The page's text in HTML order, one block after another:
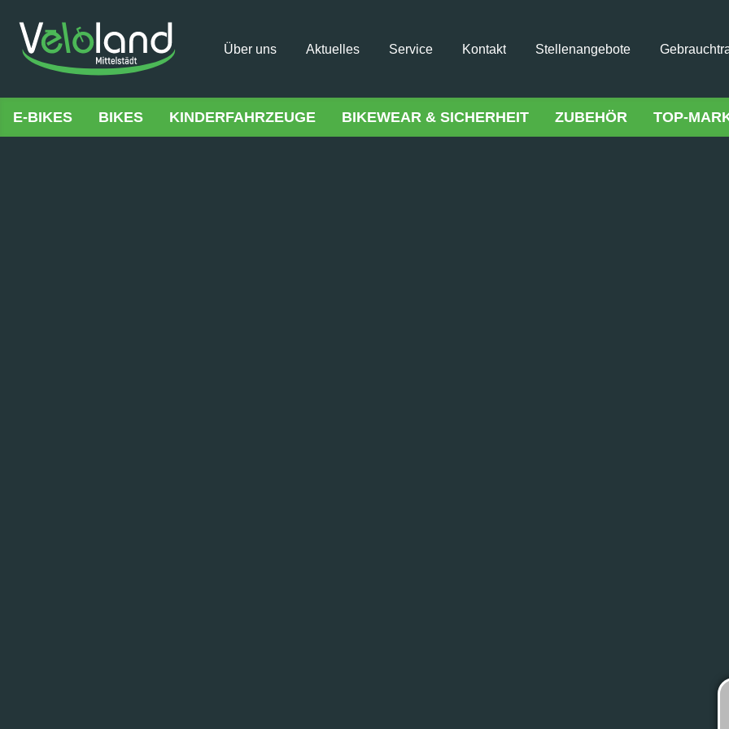
Über uns Aktuelles Service Kontakt Stellenangebote
E-BIKES BIKES KINDERFAHRZEUGE BIKEWEAR & SICHERHEIT ZUBEHÖR TOP-